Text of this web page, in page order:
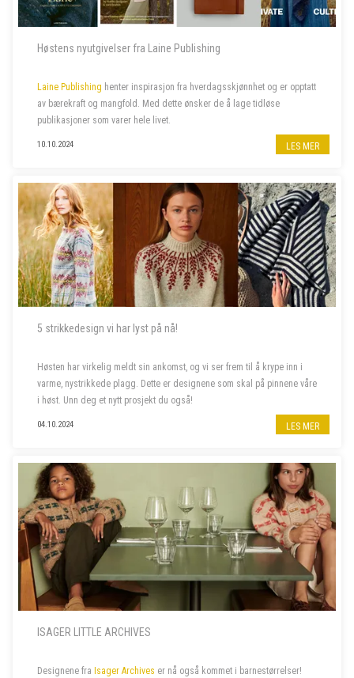
Høstens nyutgivelser fra Laine Publishing
Laine Publishing henter inspirasjon fra hverdagsskjønnhet og er opptatt
av bærekraft og mangfold. Med dette ønsker de å lage tidløse
publikasjoner som varer hele livet.
10.10.2024 LES MER
5 strikkedesign vi har lyst på nå!
Høsten har virkelig meldt sin ankomst, og vi ser frem til å krype inn i
varme, nystrikkede plagg. Dette er designene som skal på pinnene våre
i høst. Unn deg et nytt prosjekt du også!
04.10.2024 LES MER
ISAGER LITTLE ARCHIVES
Designene fra Isager Archives er nå også kommet i barnestørrelser!